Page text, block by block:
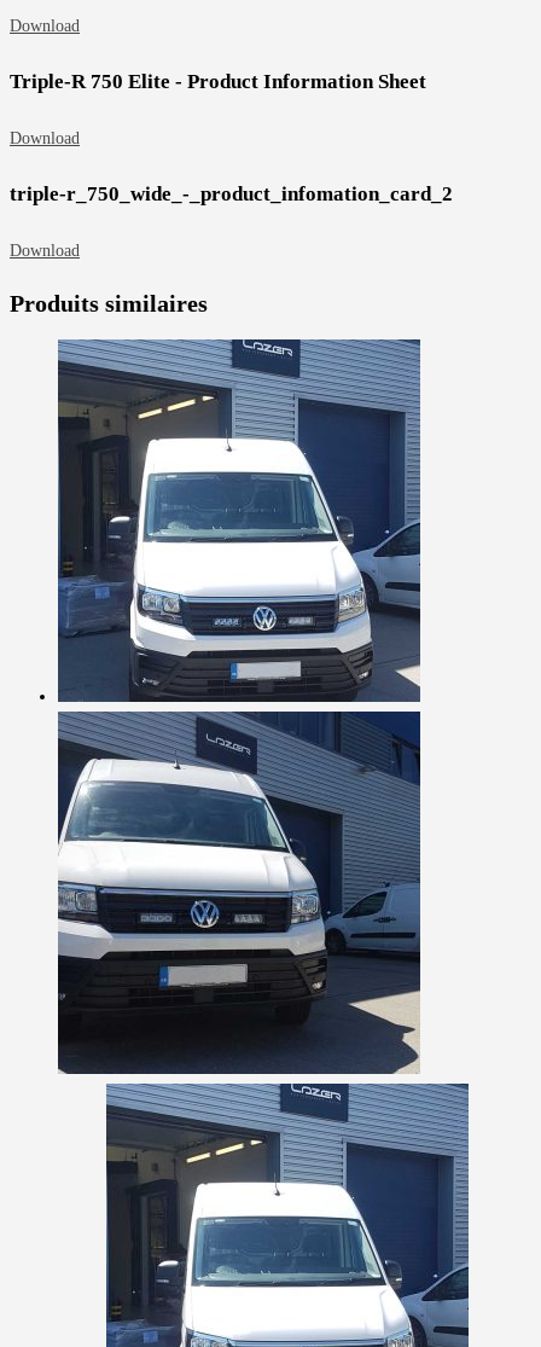
Download
Triple-R 750 Elite - Product Information Sheet
Download
triple-r_750_wide_-_product_infomation_card_2
Download
Produits similaires